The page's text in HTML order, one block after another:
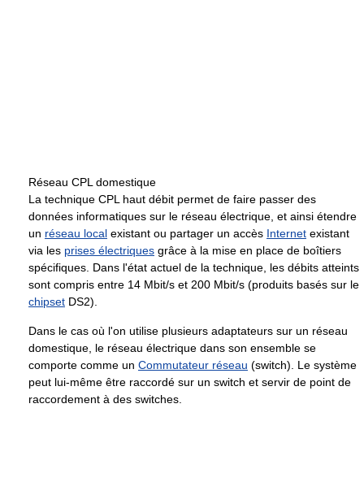
Réseau CPL domestique
La technique CPL haut débit permet de faire passer des
données informatiques sur le réseau électrique, et ainsi étendre
un réseau local existant ou partager un accès Internet existant
via les prises électriques grâce à la mise en place de boîtiers
spécifiques. Dans l'état actuel de la technique, les débits atteints
sont compris entre 14 Mbit/s et 200 Mbit/s (produits basés sur le
chipset DS2).
Dans le cas où l'on utilise plusieurs adaptateurs sur un réseau
domestique, le réseau électrique dans son ensemble se
comporte comme un Commutateur réseau (switch). Le système
peut lui-même être raccordé sur un switch et servir de point de
raccordement à des switches.